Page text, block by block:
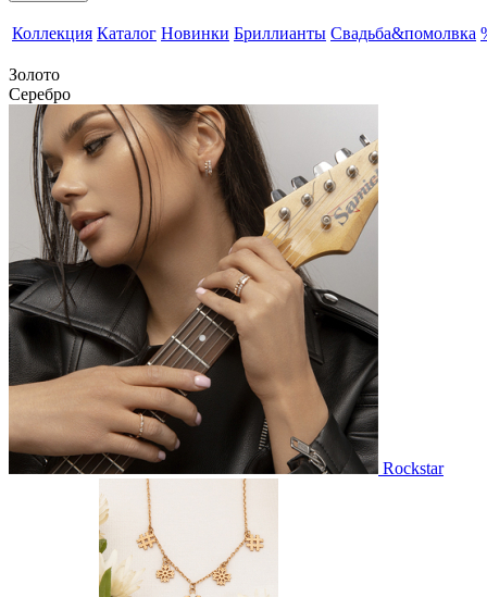
Коллекция Каталог Новинки Бриллианты Свадьба&помолвка
Золото
Серебро
Rockstar